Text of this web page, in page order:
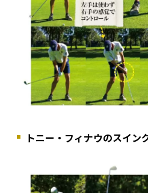
トニー・フィナウのスイン